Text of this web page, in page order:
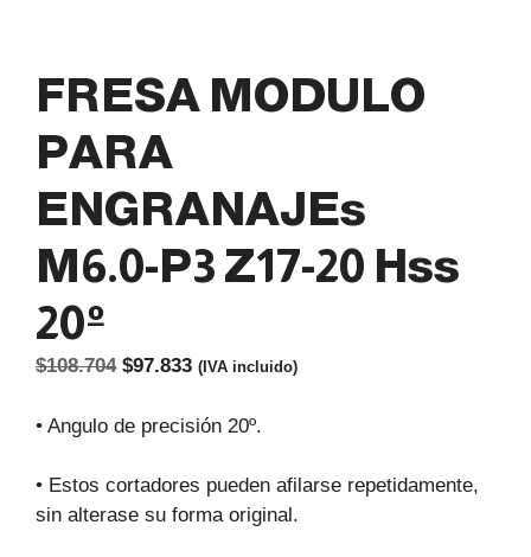
FRESA MODULO
PARA
ENGRANAJEs
M6.0-P3 Z17-20 Hss
20º
$108.704 El
original
$108.704.
$97.833El
actual
$97.833.
(IVA incluido)
• Angulo de precisión 20º.
• Estos cortadores pueden afilarse repetidamente,
sin alterase su forma original.